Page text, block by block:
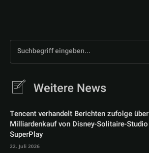
Suchbegriff eingeben...
Weitere News
Tencent verhandelt Berichten zufolge über
Milliardenkauf von Disney-Solitaire-Studio
SuperPlay
22. Juli 2026